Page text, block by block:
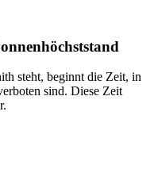
steht, beginnt die Zeit, in
sind. Diese Zeit